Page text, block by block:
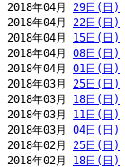
2018年04月 29日(日)
2018年04月 22日(日)
2018年04月 15日(日)
2018年04月 08日(日)
2018年04月 01日(日)
2018年03月 25日(日)
2018年03月 18日(日)
2018年03月 11日(日)
2018年03月 04日(日)
2018年02月 25日(日)
2018年02月 18日(日)